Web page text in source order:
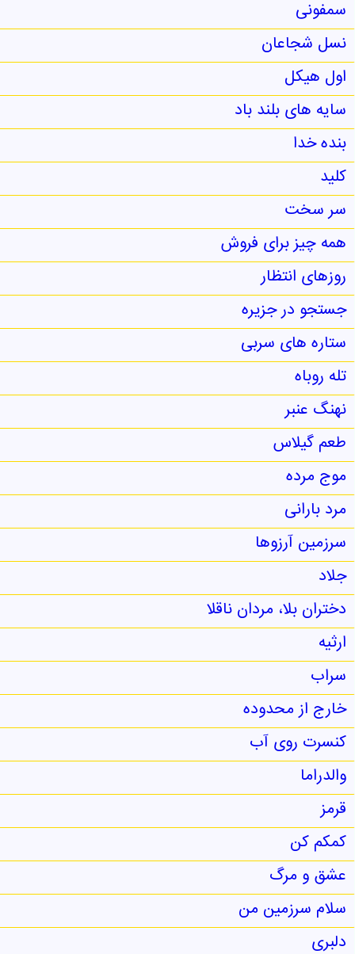
سمفونی
نسل شجاعان
اول هیکل
سایه های بلند باد
بنده خدا
کلید
سر سخت
همه چیز برای فروش
روزهای انتظار
جستجو در جزیره
ستاره های سربی
تله روباه
نهنگ عنبر
طعم گیلاس
موج مرده
مرد بارانی
سرزمین آرزوها
جلاد
دختران بلا، مردان ناقلا
ارثیه
سراب
خارج از محدوده
کنسرت روی آب
والدراما
قرمز
کمکم کن
عشق و مرگ
سلام سرزمین من
دلبری